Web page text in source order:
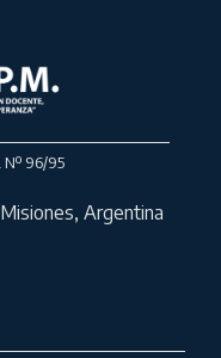
Nº 96/95
Argentina